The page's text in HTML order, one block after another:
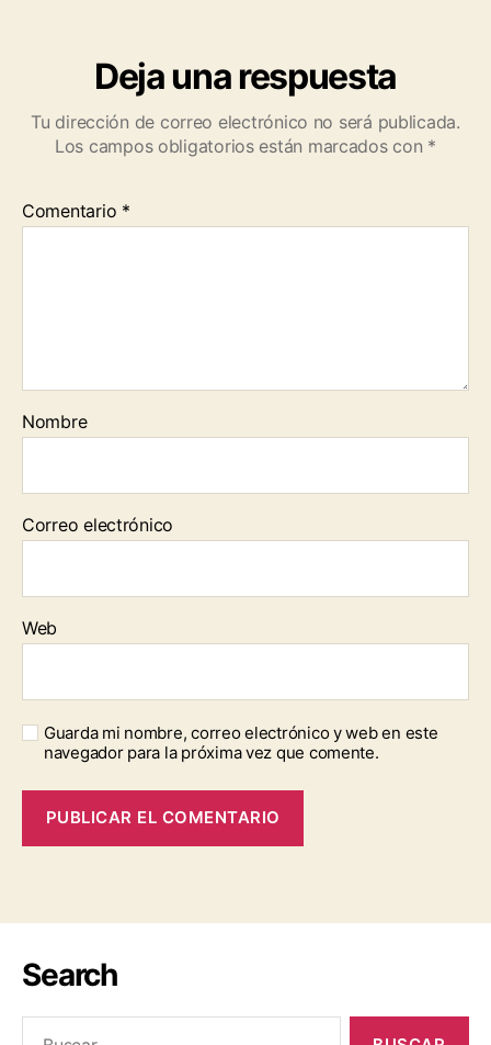
Deja una respuesta
Tu dirección de correo electrónico no será publicada.
Los campos obligatorios están marcados con *
Comentario *
Nombre
Correo electrónico
Web
Guarda mi nombre, correo electrónico y web en este
navegador para la próxima vez que comente.
Search